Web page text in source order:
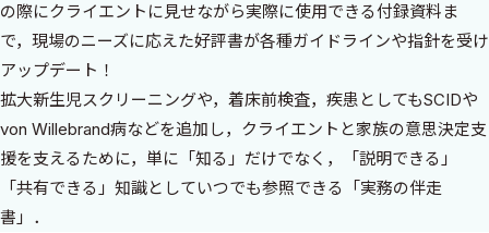
の際にクライエントに見せながら実際に使用できる付録資料ま
で，現場のニーズに応えた好評書が各種ガイドラインや指針を受け
アップデート！
拡大新生児スクリーニングや，着床前検査，疾患としてもSCIDや
von Willebrand病などを追加し，クライエントと家族の意思決定支
援を支えるために，単に「知る」だけでなく，「説明できる」
「共有できる」知識としていつでも参照できる「実務の伴走
書」．